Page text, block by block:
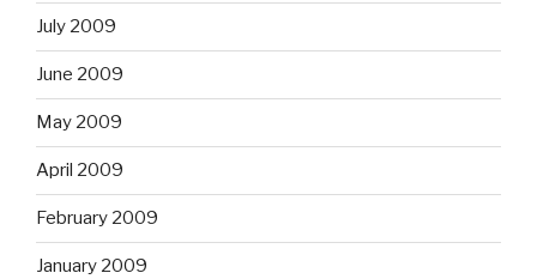
July 2009
June 2009
May 2009
April 2009
February 2009
January 2009